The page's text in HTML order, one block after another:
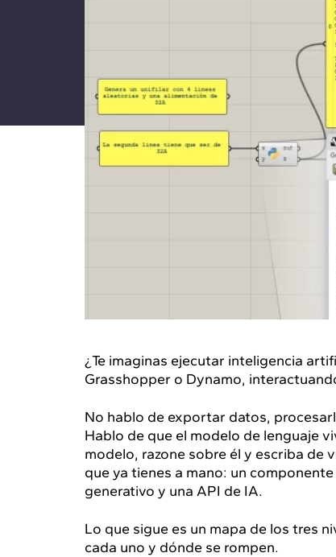
¿Te imaginas ejecutar inteligencia
Grasshopper o Dynamo,
No hablo de exportar datos,
Hablo de que el modelo de lenguaje
modelo, razone sobre él y escriba de
que ya tienes a mano: un
generativo y una API de IA.
Lo que sigue es un mapa de los tres
cada uno y dónde se rompen.